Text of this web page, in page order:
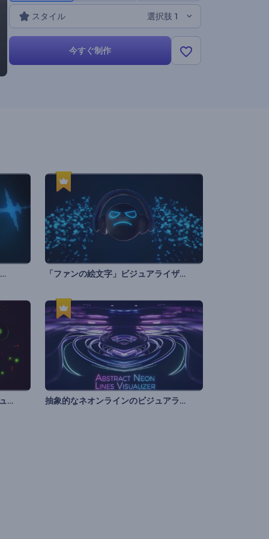
スタイル 選択肢 1
今すぐ制作
LCDスクリーンのオーディオビジュアライザー 「ファンの絵文字」ビジュアライザー
民族のスタイルのオーディオビジュアライザー 抽象的なネオンラインのビジュアライザー